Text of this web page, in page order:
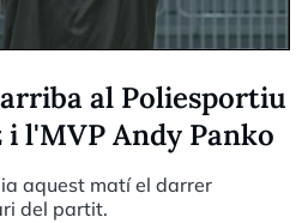
al Poliesportiu
l'MVP Andy Panko
aquest matí el darrer
del partit.